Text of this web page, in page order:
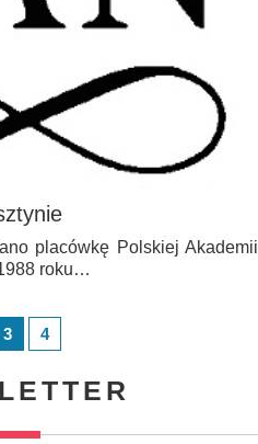
placówkę Polskiej Akademii
roku…
3 4